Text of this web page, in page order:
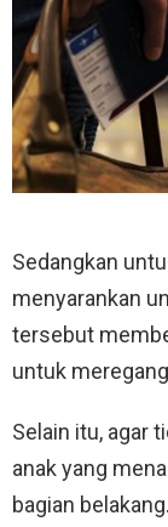
Sedangkan
menyarankan
tersebut
untuk
Selain itu, agar
anak yang
bagian